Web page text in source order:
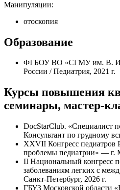
Манипуляции:
отоскопия
Образование
ФГБОУ ВО «СГМУ им. В. И.
России / Педиатрия, 2021 г.
Курсы повышения
семинары, мастер-
DocStarClub. «Специалист
Консультант по грудному
XXVII Конгресс педиатров
проблемы педиатрии» — г.
II Национальный конгресс
заболеваниям легких с
Санкт-Петербург, 2026 г.
ГБУЗ Московской области